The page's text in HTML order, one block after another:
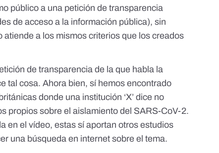
público a una petición de transparencia
de acceso a la información pública), sin
a los mismos criterios que los creados
de transparencia de la que habla la
tal cosa. Ahora bien, sí hemos encontrado
donde una institución ‘X’ dice no
propios sobre el aislamiento del SARS-CoV-2.
en el vídeo, estas sí aportan otros estudios
una búsqueda en internet sobre el tema.